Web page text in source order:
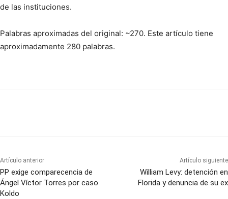
de las instituciones.
Palabras aproximadas del original: ~270. Este artículo tiene
aproximadamente 280 palabras.
Artículo anterior
PP exige comparecencia de
Ángel Víctor Torres por caso
Koldo
Artículo siguiente
William Levy: detención en
Florida y denuncia de su ex